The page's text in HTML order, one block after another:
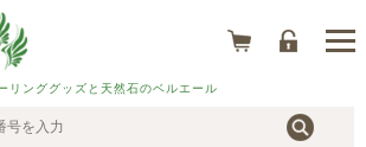
リンググッズと天然石のベルエール